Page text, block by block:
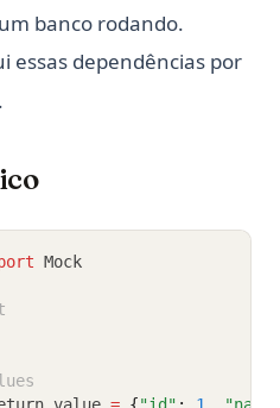
banco rodando.
essas dependências por
Mock